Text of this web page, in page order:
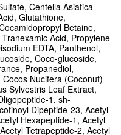
Centella Asiatica
Glutathione,
Betaine,
Acid, Propylene
EDTA, Panthenol,
Coco-glucoside,
Propanediol,
Nucifera (Coconut)
Sylvestris Leaf Extract,
1, sh-
Dipeptide-23, Acetyl
Hexapeptide-1, Acetyl
Tetrapeptide-2, Acetyl